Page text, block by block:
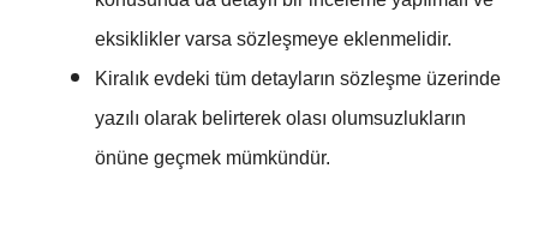
eksiklikler varsa sözleşmeye eklenmelidir.
Kiralık evdeki tüm detayların sözleşme üzerinde
yazılı olarak belirterek olası olumsuzlukların
önüne geçmek mümkündür.